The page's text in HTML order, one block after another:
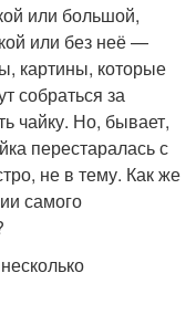
или большой,
или без неё —
картины, которые
собраться за
чайку. Но, бывает,
перестаралась с
не в тему. Как же
самого